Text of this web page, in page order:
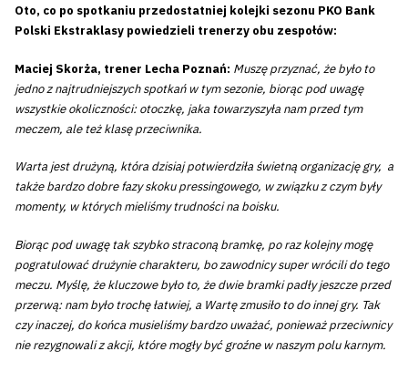
Oto, co po spotkaniu przedostatniej kolejki sezonu PKO Bank
Polski Ekstraklasy powiedzieli trenerzy obu zespołów:
Maciej Skorża, trener Lecha Poznań: Muszę przyznać, że było to
jedno z najtrudniejszych spotkań w tym sezonie, biorąc pod uwagę
wszystkie okoliczności: otoczkę, jaka towarzyszyła nam przed tym
meczem, ale też klasę przeciwnika.
Warta jest drużyną, która dzisiaj potwierdziła świetną organizację gry, a
także bardzo dobre fazy skoku pressingowego, w związku z czym były
momenty, w których mieliśmy trudności na boisku.
Biorąc pod uwagę tak szybko straconą bramkę, po raz kolejny mogę
pogratulować drużynie charakteru, bo zawodnicy super wrócili do tego
meczu. Myślę, że kluczowe było to, że dwie bramki padły jeszcze przed
przerwą: nam było trochę łatwiej, a Wartę zmusiło to do innej gry. Tak
czy inaczej, do końca musieliśmy bardzo uważać, ponieważ przeciwnicy
nie rezygnowali z akcji, które mogły być groźne w naszym polu karnym.